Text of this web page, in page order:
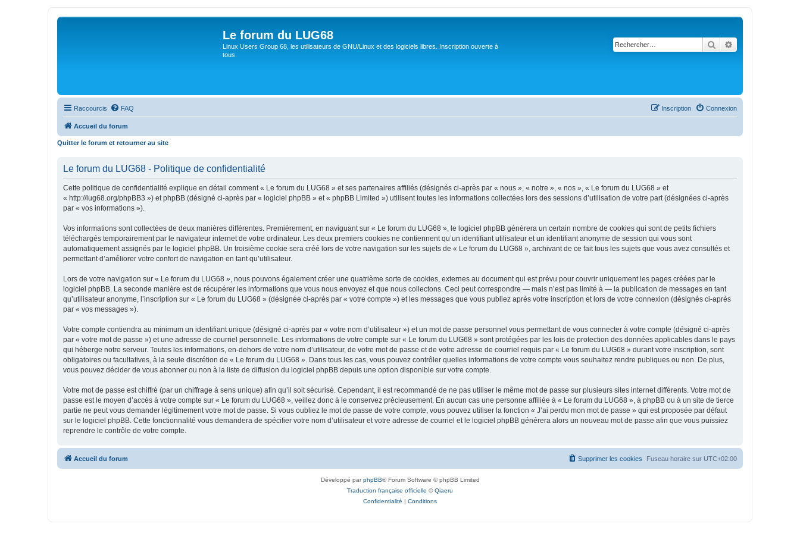
Le forum du LUG68
Linux Users Group 68, les utilisateurs de GNU/Linux et des logiciels libres. Inscription ouverte à
tous.
Rechercher
Raccourcis FAQ Connexion
Inscription
Accueil du forum
Quitter le forum et retourner au site
Le forum du LUG68 - Politique de confidentialité
Cette politique de confidentialité explique en détail comment « Le forum du LUG68 » et ses partenaires affiliés (désignés ci-après par « nous », « notre », « nos », « Le forum du LUG68 » et
« http://lug68.org/phpBB3 ») et phpBB (désigné ci-après par « logiciel phpBB » et « phpBB Limited ») utilisent toutes les informations collectées lors des sessions d’utilisation de votre part (désignées ci-après
par « vos informations »).
Vos informations sont collectées de deux manières différentes. Premièrement, en naviguant sur « Le forum du LUG68 », le logiciel phpBB génèrera un certain nombre de cookies qui sont de petits fichiers
téléchargés temporairement par le navigateur internet de votre ordinateur. Les deux premiers cookies ne contiennent qu’un identifiant utilisateur et un identifiant anonyme de session qui vous sont
automatiquement assignés par le logiciel phpBB. Un troisième cookie sera créé lors de votre navigation sur les sujets de « Le forum du LUG68 », archivant de ce fait tous les sujets que vous avez consultés et
permettant d’améliorer votre confort de navigation en tant qu’utilisateur.
Lors de votre navigation sur « Le forum du LUG68 », nous pouvons également créer une quatrième sorte de cookies, externes au document qui est prévu pour couvrir uniquement les pages créées par le
logiciel phpBB. La seconde manière est de récupérer les informations que vous nous envoyez et que nous collectons. Ceci peut correspondre — mais n’est pas limité à — la publication de messages en tant
qu’utilisateur anonyme, l’inscription sur « Le forum du LUG68 » (désignée ci-après par « votre compte ») et les messages que vous publiez après votre inscription et lors de votre connexion (désignés ci-après
par « vos messages »).
Votre compte contiendra au minimum un identifiant unique (désigné ci-après par « votre nom d’utilisateur ») et un mot de passe personnel vous permettant de vous connecter à votre compte (désigné ci-après
par « votre mot de passe ») et une adresse de courriel personnelle. Les informations de votre compte sur « Le forum du LUG68 » sont protégées par les lois de protection des données applicables dans le pays
qui héberge notre serveur. Toutes les informations, en-dehors de votre nom d’utilisateur, de votre mot de passe et de votre adresse de courriel requis par « Le forum du LUG68 » durant votre inscription, sont
obligatoires ou facultatives, à la seule discrétion de « Le forum du LUG68 ». Dans tous les cas, vous pouvez contrôler quelles informations de votre compte vous souhaitez rendre publiques ou non. De plus,
vous pouvez décider de vous abonner ou non à la liste de diffusion du logiciel phpBB depuis une option disponible sur votre compte.
Votre mot de passe est chiffré (par un chiffrage à sens unique) afin qu’il soit sécurisé. Cependant, il est recommandé de ne pas utiliser le même mot de passe sur plusieurs sites internet différents. Votre mot de
passe est le moyen d’accès à votre compte sur « Le forum du LUG68 », veillez donc à le conservez précieusement. En aucun cas une personne affiliée à « Le forum du LUG68 », à phpBB ou à un site de tierce
partie ne peut vous demander légitimement votre mot de passe. Si vous oubliez le mot de passe de votre compte, vous pouvez utiliser la fonction « J’ai perdu mon mot de passe » qui est proposée par défaut
sur le logiciel phpBB. Cette fonctionnalité vous demandera de spécifier votre nom d’utilisateur et votre adresse de courriel et le logiciel phpBB générera alors un nouveau mot de passe afin que vous puissiez
reprendre le contrôle de votre compte.
Accueil du forum Fuseau horaire sur UTC+02:00
Supprimer les cookies
Développé parphpBB® Forum Software © phpBB Limited
Traduction française officielle ©Qiaeru
Confidentialité | Conditions